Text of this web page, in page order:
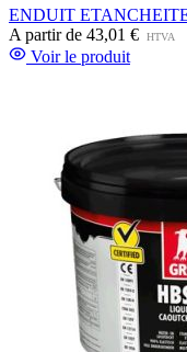
ENDUIT
A partir de 43,01 € HTVA
Voir le produit